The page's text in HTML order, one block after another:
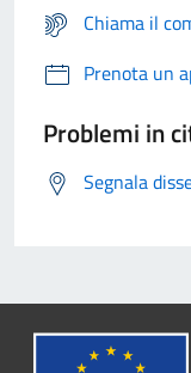
Chiama il
Prenota un
Problemi in
Segnala